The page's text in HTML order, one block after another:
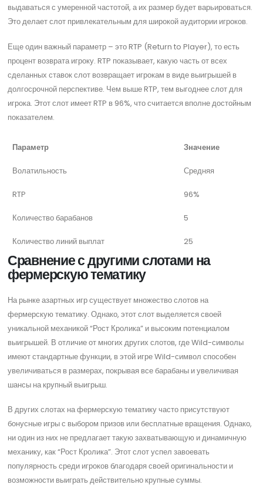
выдаваться с умеренной частотой, а их размер будет варьироваться.
Это делает слот привлекательным для широкой аудитории игроков.
Еще один важный параметр – это RTP (Return to Player), то есть
процент возврата игроку. RTP показывает, какую часть от всех
сделанных ставок слот возвращает игрокам в виде выигрышей в
долгосрочной перспективе. Чем выше RTP, тем выгоднее слот для
игрока. Этот слот имеет RTP в 96%, что считается вполне достойным
показателем.
Параметр Значение
Волатильность Средняя
RTP 96%
Количество барабанов 5
Количество линий выплат 25
Сравнение с другими слотами на
фермерскую тематику
На рынке азартных игр существует множество слотов на
фермерскую тематику. Однако, этот слот выделяется своей
уникальной механикой “Рост Кролика” и высоким потенциалом
выигрышей. В отличие от многих других слотов, где Wild-символы
имеют стандартные функции, в этой игре Wild-символ способен
увеличиваться в размерах, покрывая все барабаны и увеличивая
шансы на крупный выигрыш.
В других слотах на фермерскую тематику часто присутствуют
бонусные игры с выбором призов или бесплатные вращения. Однако,
ни один из них не предлагает такую захватывающую и динамичную
механику, как “Рост Кролика”. Этот слот успел завоевать
популярность среди игроков благодаря своей оригинальности и
возможности выиграть действительно крупные суммы.